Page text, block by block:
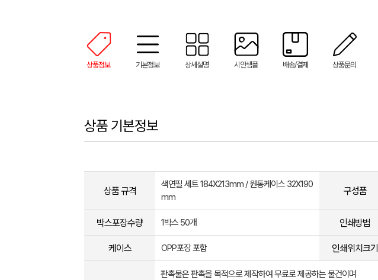
상품정보 기본정보 상세설명 시안샘플 배송/결제 상품문의
상품 기본정보
상품 규격
색연필 세트 184X213mm / 원통케이스 32X190
mm
구성품
박스포장수량 1박스 50개 인쇄방법
케이스 OPP포장 포함 인쇄위치크기
판촉물은 판촉을 목적으로 제작하여 무료로 제공하는 물건이며